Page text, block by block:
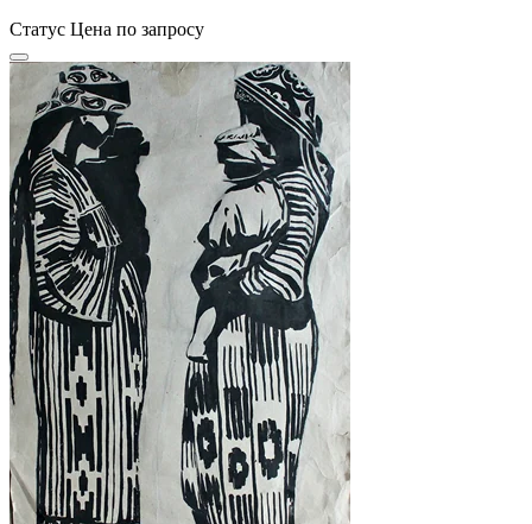
Статус Цена по запросу